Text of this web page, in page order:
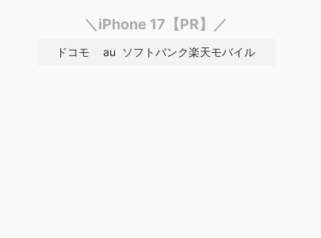
＼iPhone 17【PR】／
ドコモ au ソフトバンク楽天モバイル